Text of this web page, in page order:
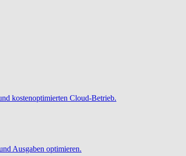
kostenoptimierten Cloud-Betrieb.
Ausgaben optimieren.